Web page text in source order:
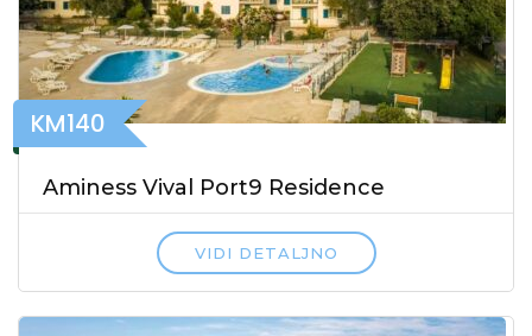
KM140
Aminess Vival Port9 Residence
VIDI DETALJNO